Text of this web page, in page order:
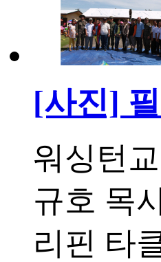
[사진]
워싱턴
규호 목
리핀 타